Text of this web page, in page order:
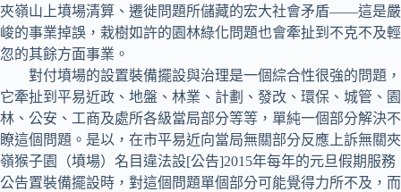
夾嶺山上墳場清算、遷徙問題所儲藏的宏大社會矛盾——這是嚴
峻的事業掉誤，栽樹如許的園林綠化問題也會牽扯到不克不及輕
忽的其餘方面事業。
對付墳場的設置裝備擺設與治理是一個綜合性很強的問題，
它牽扯到平易近政、地盤、林業、計劃、發改、環保、城管、園
林、公安、工商及處所各級當局部分等等，單純一個部分解決不
瞭這個問題。是以，在市平易近向當局無關部分反應上訴無關夾
嶺猴子園（墳場）名目違法設[公告]2015年每年的元旦假期服務
公告置裝備擺設時，對這個問題單個部分可能覺得力所不及，而